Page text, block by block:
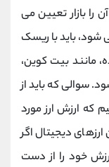
بازار تعیین می
شود، باید با ریسک
مانند بیت کوین،
سوالی که باید از
که ارزش ارز مورد
دیجیتال اگر
خود را از دست